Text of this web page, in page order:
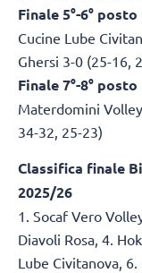
Finale 5°-6° posto
Cucine Lube
Ghersi 3-0 (25-16,
Finale 7°-8° posto
Materdomini
34-32, 25-23)
Classifica finale
2025/26
1. Socaf Vero
Diavoli Rosa, 4.
Lube Civitanova,